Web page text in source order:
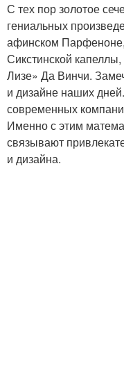
С тех пор золотое
гениальных
афинском
Сикстинской
Лизе» Да Винчи.
и дизайне наших
современных
Именно с этим
связывают
и дизайна.